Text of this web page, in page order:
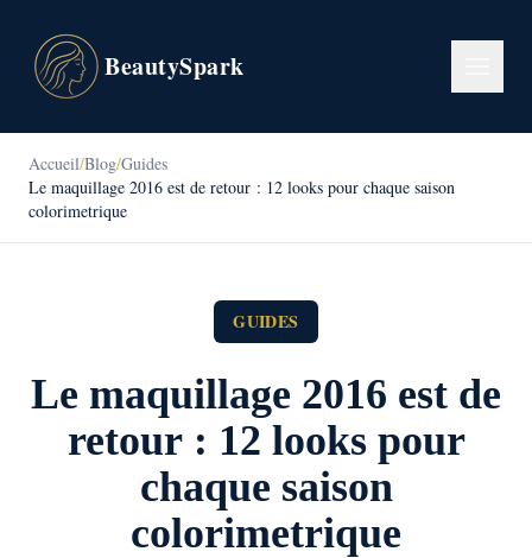
BeautySpark
Accueil/Blog/Guides
Le maquillage 2016 est de retour : 12 looks pour chaque saison
colorimetrique
GUIDES
Le maquillage 2016 est de
retour : 12 looks pour
chaque saison
colorimetrique